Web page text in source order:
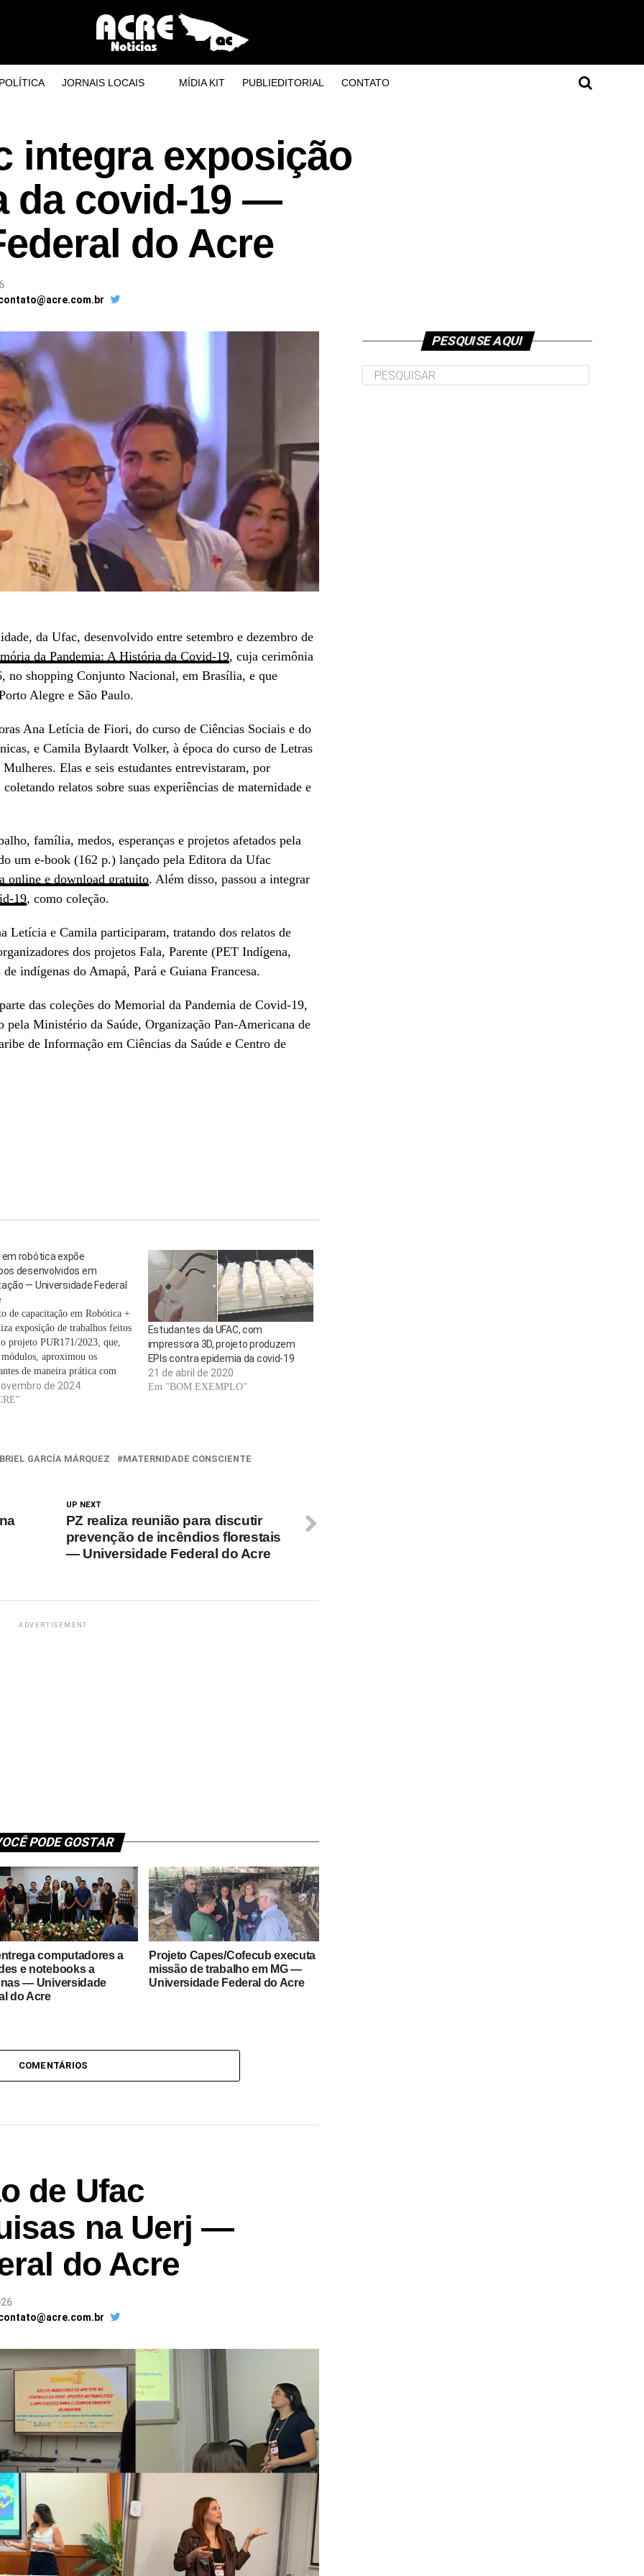
JORNAIS LOCAIS MÍDIA KIT PUBLIEDITORIAL CONTATO
integra exposição
da covid-19 —
do Acre
da Ufac, desenvolvido entre setembro e dezembro de
da Pandemia: A História da Covid-19, cuja cerimônia
no shopping Conjunto Nacional, em Brasília, e que
Alegre e São Paulo.
Ana Letícia de Fiori, do curso de Ciências Sociais e do
e Camila Bylaardt Volker, à época do curso de Letras
Elas e seis estudantes entrevistaram, por
relatos sobre suas experiências de maternidade e
família, medos, esperanças e projetos afetados pela
um e-book (162 p.) lançado pela Editora da Ufac
online e download gratuito. Além disso, passou a integrar
19, como coleção.
Letícia e Camila participaram, tratando dos relatos de
dos projetos Fala, Parente (PET Indígena,
indígenas do Amapá, Pará e Guiana Francesa.
das coleções do Memorial da Pandemia de Covid-19,
pela Ministério da Saúde, Organização Pan-Americana de
de Informação em Ciências da Saúde e Centro de
robótica expõe
desenvolvidos em
— Universidade Federal
de capacitação em Robótica +
exposição de trabalhos feitos
projeto PUR171/2023, que,
aproximou os
de maneira prática com
de desenvolvimento
O evento ocorre neste
de 2024
Estudantes da UFAC, com
impressora 3D, projeto produzem
EPIs contra epidemia da covid-19
21 de abril de 2020
Em "BOM EXEMPLO"
GARCÍA MÁRQUEZ MATERNIDADE CONSCIENTE
UP NEXT
PZ realiza reunião para discutir
prevenção de incêndios florestais
— Universidade Federal do Acre
ADVERTISEMENT
PODE GOSTAR
computadores a
e notebooks a
— Universidade
do Acre
Projeto Capes/Cofecub executa
missão de trabalho em MG —
Universidade Federal do Acre
COMENTÁRIOS
de Ufac
na Uerj —
do Acre
PESQUISE AQUI